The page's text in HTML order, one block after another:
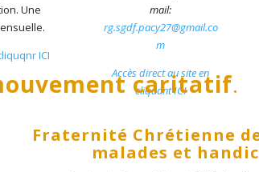
Une
ICI
mail:
rg.sgdf.pacy27@gmail.co
m
Accès direct au site en
cliquant ICI
caritatif.
Fraternité Chrétienne
malades et